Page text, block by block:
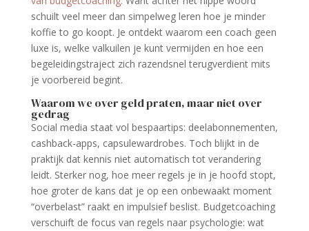
schuilt veel meer dan simpelweg leren hoe je minder
koffie to go koopt. Je ontdekt waarom een coach geen
luxe is, welke valkuilen je kunt vermijden en hoe een
begeleidingstraject zich razendsnel terugverdient mits
je voorbereid begint.
Waarom we over geld praten, maar niet over
gedrag
Social media staat vol bespaartips: deelabonnementen,
cashback-apps, capsule­wardrobes. Toch blijkt in de
praktijk dat kennis niet automatisch tot verandering
leidt. Sterker nog, hoe meer regels je in je hoofd stopt,
hoe groter de kans dat je op een onbewaakt moment
“overbelast” raakt en impulsief beslist. Budgetcoaching
verschuift de focus van regels naar psychologie: wat